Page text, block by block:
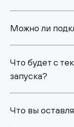
Можно ли
Что будет с
запуска?
Что вы